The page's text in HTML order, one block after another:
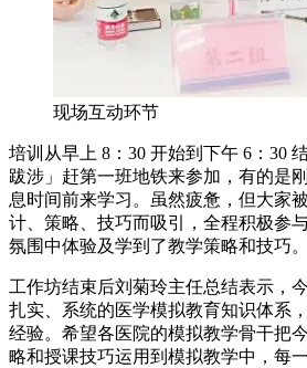
现场互动环节
培训从早上 8：30 开始到下午 6：30
跋涉」赶第一班地铁来参加，有的是
息时间前来学习。虽然疲惫，但大家
计、策略、技巧而吸引，全程积极参
氛围中体验及学到了教学策略和技巧。
工作坊结束后刘菊玲主任总结表示，
扎实、系统的医学模拟教育知识体系
经验。希望各医院的模拟教学骨干把
略和授课技巧运用到模拟教学中，每